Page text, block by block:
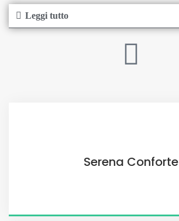
Leggi tutto
Serena Conforte